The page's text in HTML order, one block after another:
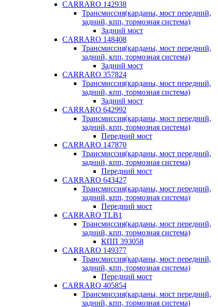
CARRARO 142938
Трансмиссия(карданы, мост передний,
задний, кпп, тормозная система)
Задний мост
CARRARO 148408
Трансмиссия(карданы, мост передний,
задний, кпп, тормозная система)
Задний мост
CARRARO 357824
Трансмиссия(карданы, мост передний,
задний, кпп, тормозная система)
Задний мост
CARRARO 642992
Трансмиссия(карданы, мост передний,
задний, кпп, тормозная система)
Передний мост
CARRARO 147870
Трансмиссия(карданы, мост передний,
задний, кпп, тормозная система)
Передний мост
CARRARO 643427
Трансмиссия(карданы, мост передний,
задний, кпп, тормозная система)
Передний мост
CARRARO TLB1
Трансмиссия(карданы, мост передний,
задний, кпп, тормозная система)
КПП 393058
CARRARO 149377
Трансмиссия(карданы, мост передний,
задний, кпп, тормозная система)
Передний мост
CARRARO 405854
Трансмиссия(карданы, мост передний,
задний, кпп, тормозная система)